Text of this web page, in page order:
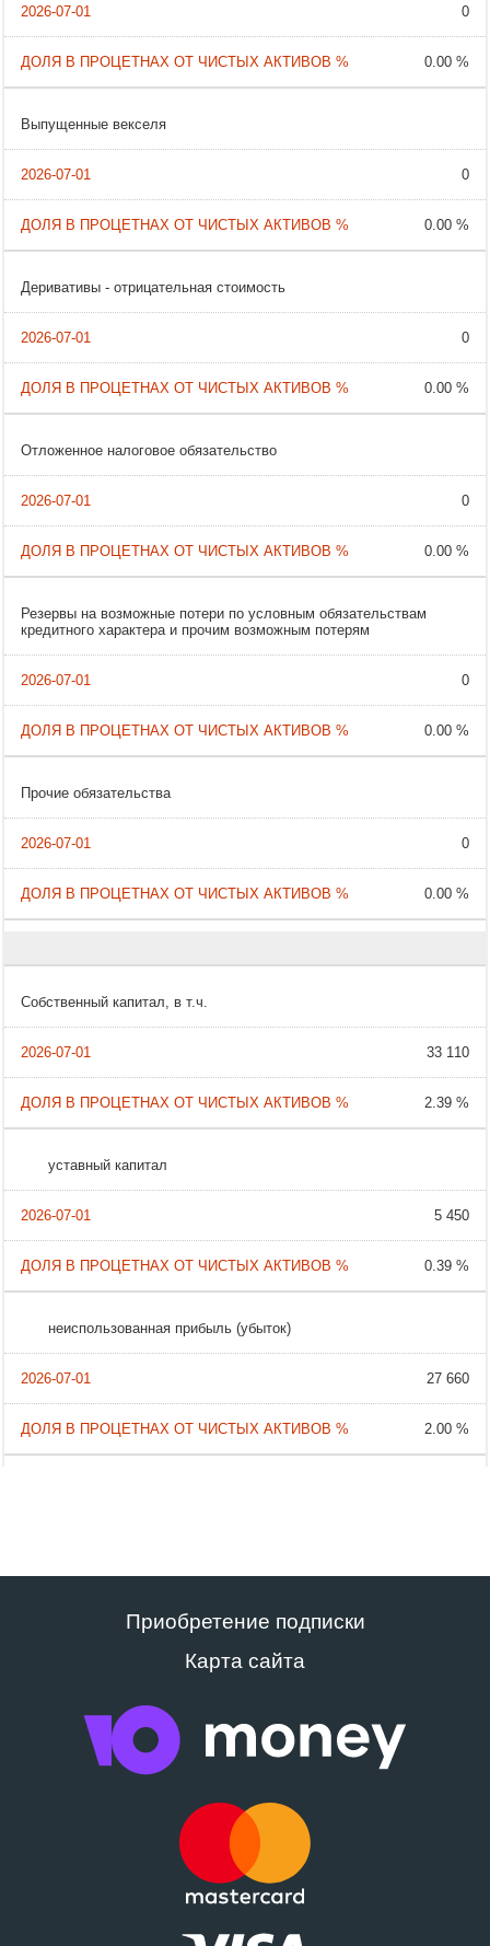
0
0.00 %
Выпущенные векселя
0
0.00 %
Деривативы - отрицательная стоимость
0
0.00 %
Отложенное налоговое обязательство
0
0.00 %
Резервы на возможные потери по условным обязательствам
кредитного характера и прочим возможным потерям
0
0.00 %
Прочие обязательства
0
0.00 %
Собственный капитал, в т.ч.
33 110
2.39 %
уставный капитал
5 450
0.39 %
неиспользованная прибыль (убыток)
27 660
2.00 %
Приобретение подписки
Карта сайта